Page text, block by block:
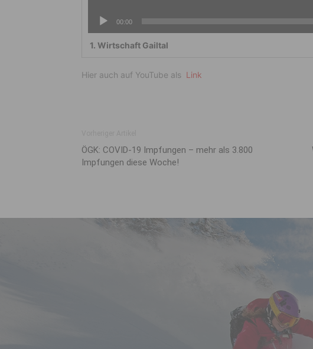
00:00
1. Wirtschaft Gailtal
Hier auch auf YouTube als Link
ÖGK: COVID-19 Impfungen – mehr als 3.800
Impfungen diese Woche!